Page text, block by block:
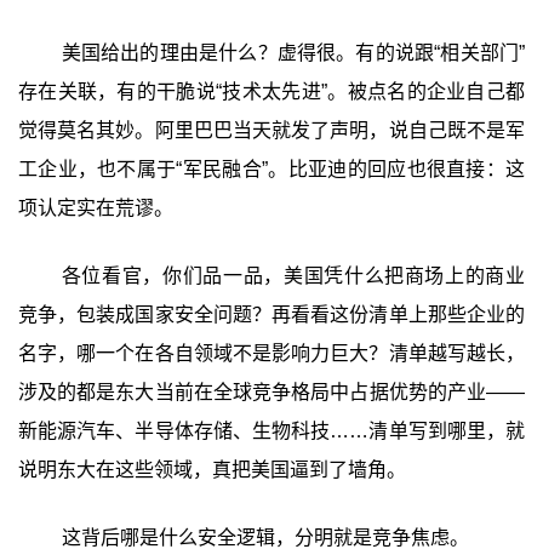
美国给出的理由是什么？虚得很。有的说跟“相关部门”
存在关联，有的干脆说“技术太先进”。被点名的企业自己都
觉得莫名其妙。阿里巴巴当天就发了声明，说自己既不是军
工企业，也不属于“军民融合”。比亚迪的回应也很直接：这
项认定实在荒谬。
各位看官，你们品一品，美国凭什么把商场上的商业
竞争，包装成国家安全问题？再看看这份清单上那些企业的
名字，哪一个在各自领域不是影响力巨大？清单越写越长，
涉及的都是东大当前在全球竞争格局中占据优势的产业——
新能源汽车、半导体存储、生物科技……清单写到哪里，就
说明东大在这些领域，真把美国逼到了墙角。
这背后哪是什么安全逻辑，分明就是竞争焦虑。